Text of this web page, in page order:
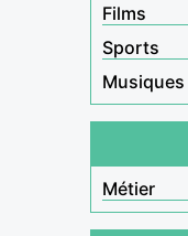
Films
Sports
Musiques
Métier